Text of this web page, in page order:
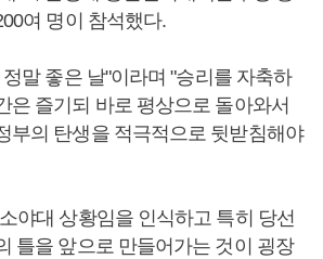
여 명이 참석했다.
말 좋은 날"이라며 "승리를 자축하
은 즐기되 바로 평상으로 돌아와서
부의 탄생을 적극적으로 뒷받침해야
야대 상황임을 인식하고 특히 당선
틀을 앞으로 만들어가는 것이 굉장